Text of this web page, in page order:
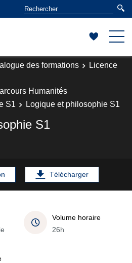
des formations
Licence
Humanités
S1
Logique et philosophie S1
S1
Télécharger
Volume horaire
26h